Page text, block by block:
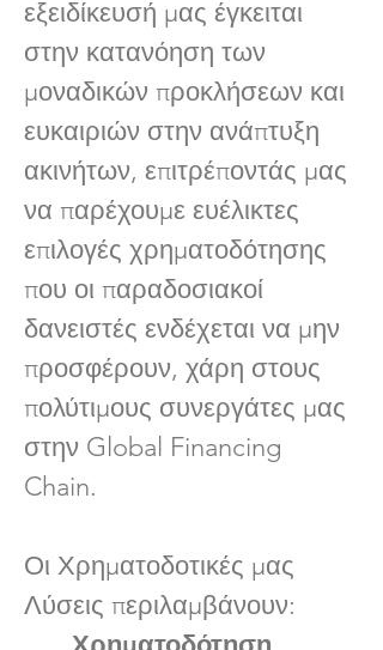
εξειδίκευσή μας έγκειται
στην κατανόηση των
μοναδικών προκλήσεων και
ευκαιριών στην ανάπτυξη
ακινήτων, επιτρέποντάς μας
να παρέχουμε ευέλικτες
επιλογές χρηματοδότησης
που οι παραδοσιακοί
δανειστές ενδέχεται να μην
προσφέρουν, χάρη στους
πολύτιμους συνεργάτες μας
στην Global Financing
Chain.
Οι Χρηματοδοτικές μας
Λύσεις περιλαμβάνουν: